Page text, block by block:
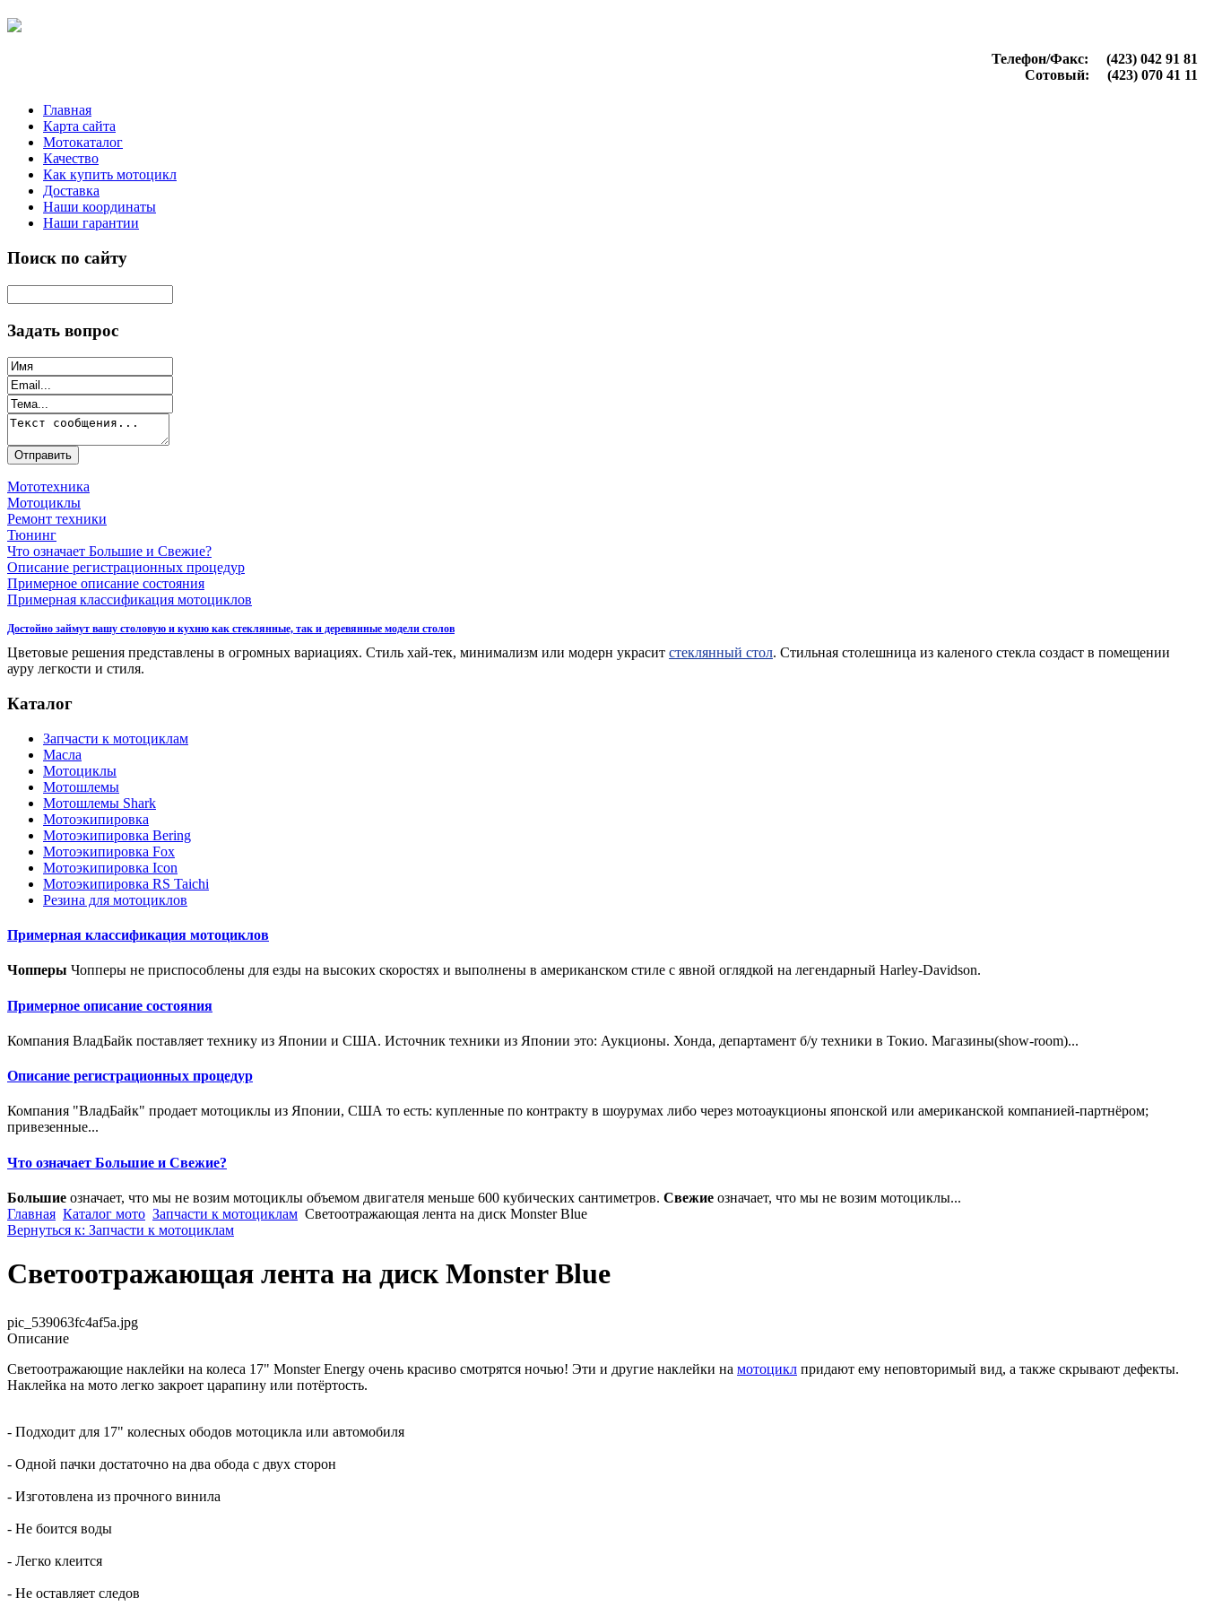
Телефон/Факс: (423) 042 91 81
Сотовый: (423) 070 41 11
Главная
Карта сайта
Мотокаталог
Качество
Как купить мотоцикл
Доставка
Наши координаты
Наши гарантии
Поиск по сайту
Задать вопрос
Мототехника
Мотоциклы
Ремонт техники
Тюнинг
Что означает Большие и Свежие?
Описание регистрационных процедур
Примерное описание состояния
Примерная классификация мотоциклов
Достойно займут вашу столовую и кухню как стеклянные, так и деревянные модели столов
Цветовые решения представлены в огромных вариациях. Стиль хай-тек, минимализм или модерн украсит стеклянный стол. Стильная столешница из каленого стекла создаст в помещении
ауру легкости и стиля.
Каталог
Запчасти к мотоциклам
Масла
Мотоциклы
Мотошлемы
Мотошлемы Shark
Мотоэкипировка
Мотоэкипировка Bering
Мотоэкипировка Fox
Мотоэкипировка Icon
Мотоэкипировка RS Taichi
Резина для мотоциклов
Примерная классификация мотоциклов
Чопперы Чопперы не приспособлены для езды на высоких скоростях и выполнены в американском стиле с явной оглядкой на легендарный Harley-Davidson.
Примерное описание состояния
Компания ВладБайк поставляет технику из Японии и США. Источник техники из Японии это: Аукционы. Хонда, департамент б/у техники в Токио. Магазины(show-room)...
Описание регистрационных процедур
Компания "ВладБайк" продает мотоциклы из Японии, США то есть: купленные по контракту в шоурумах либо через мотоаукционы японской или американской компанией-партнёром;
привезенные...
Что означает Большие и Свежие?
Большие означает, что мы не возим мотоциклы объемом двигателя меньше 600 кубических сантиметров. Свежие означает, что мы не возим мотоциклы...
Главная Каталог мото Запчасти к мотоциклам Светоотражающая лента на диск Monster Blue
Вернуться к: Запчасти к мотоциклам
Светоотражающая лента на диск Monster Blue
pic_539063fc4af5a.jpg
Описание
Светоотражающие наклейки на колеса 17" Monster Energy очень красиво смотрятся ночью! Эти и другие наклейки на мотоцикл придают ему неповторимый вид, а также скрывают дефекты.
Наклейка на мото легко закроет царапину или потёртость.
- Подходит для 17" колесных ободов мотоцикла или автомобиля
- Одной пачки достаточно на два обода с двух сторон
- Изготовлена из прочного винила
- Не боится воды
- Легко клеится
- Не оставляет следов